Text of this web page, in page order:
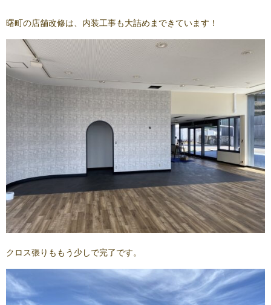
曙町の店舗改修は、内装工事も大詰めまできています！
クロス張りももう少しで完了です。